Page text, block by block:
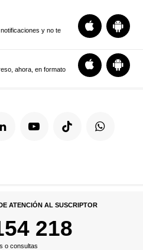
y no te
ahora, en formato
ATENCIÓN AL SUSCRIPTOR
218
o consultas